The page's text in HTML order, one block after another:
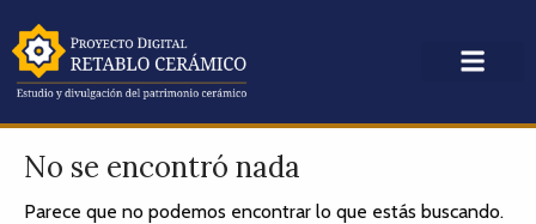
No se encontró nada
Parece que no podemos encontrar lo que estás buscando.